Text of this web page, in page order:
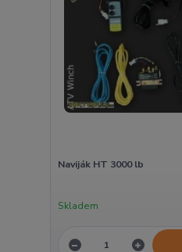
Naviják HT 3000 lb
Skladem